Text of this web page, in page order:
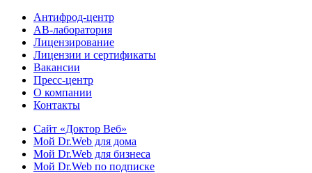
Антифрод-центр
АВ-лаборатория
Лицензирование
Лицензии и сертификаты
Вакансии
Пресс-центр
О компании
Контакты
Сайт «Доктор Веб»
Мой Dr.Web для дома
Мой Dr.Web для бизнеса
Мой Dr.Web по подписке